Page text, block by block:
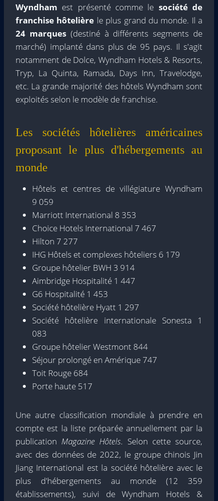
Wyndham est présenté comme le société de
franchise hôtelière le plus grand du monde. Il a
24 marques(destiné à différents segments de
marché) implanté dans plus de 95 pays. Il s'agit
notamment de Dolce, Wyndham Hotels & Resorts,
Tryp, La Quinta, Ramada, Days Inn, Travelodge,
etc. La grande majorité des hôtels Wyndham sont
exploités selon le modèle de franchise.
Les sociétés hôtelières américaines
proposant le plus d'hébergements au
monde
Hôtels et centres de villégiature Wyndham
9 059
Marriott International 8 353
Choice Hotels International 7 467
Hilton 7 277
IHG Hôtels et complexes hôteliers 6 179
Groupe hôtelier BWH 3 914
Aimbridge Hospitalité 1 447
G6 Hospitalité 1 453
Société hôtelière Hyatt 1 297
Société hôtelière internationale Sonesta 1
083
Groupe hôtelier Westmont 844
Séjour prolongé en Amérique 747
Toit Rouge 684
Porte haute 517
Une autre classification mondiale à prendre en
compte est la liste préparée annuellement par la
publication Magazine Hôtels. Selon cette source,
avec des données de 2022, le groupe chinois Jin
Jiang International est la société hôtelière avec le
plus d'hébergements au monde (12 359
établissements), suivi de Wyndham Hotels &